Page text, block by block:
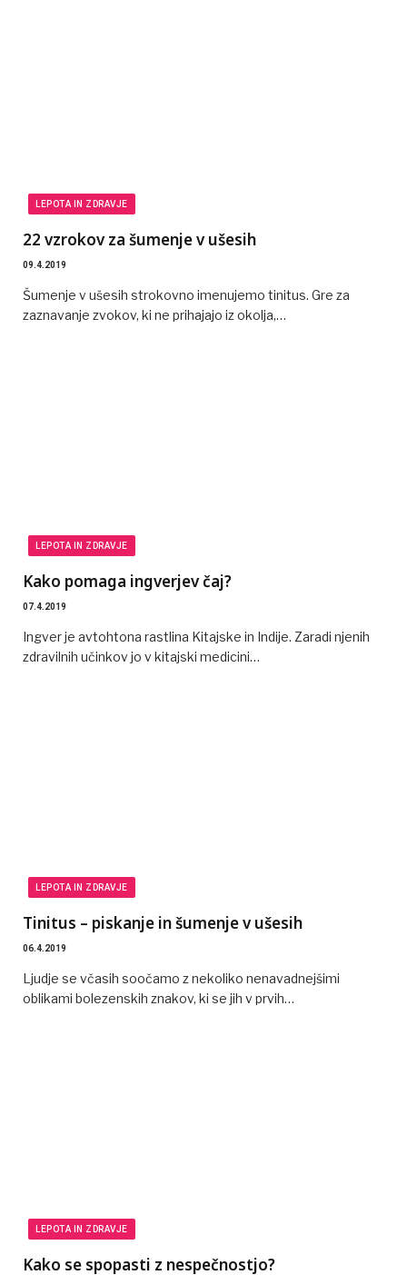
LEPOTA IN ZDRAVJE
22 vzrokov za šumenje v ušesih
09.4.2019
Šumenje v ušesih strokovno imenujemo tinitus. Gre za
zaznavanje zvokov, ki ne prihajajo iz okolja,…
LEPOTA IN ZDRAVJE
Kako pomaga ingverjev čaj?
07.4.2019
Ingver je avtohtona rastlina Kitajske in Indije. Zaradi njenih
zdravilnih učinkov jo v kitajski medicini…
LEPOTA IN ZDRAVJE
Tinitus – piskanje in šumenje v ušesih
06.4.2019
Ljudje se včasih soočamo z nekoliko nenavadnejšimi
oblikami bolezenskih znakov, ki se jih v prvih…
LEPOTA IN ZDRAVJE
Kako se spopasti z nespečnostjo?